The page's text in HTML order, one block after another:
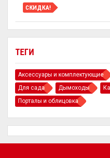
ТЕГИ
Аксессуары и комплектующие
Для сада
Дымоходы
Порталы и облицовка
СКИДКА!